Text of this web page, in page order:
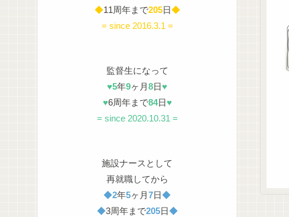
◆11周年まで205日◆
= since 2016.3.1 =
監督生になって
♥5年9ヶ月8日♥
♥6周年まで84日♥
= since 2020.10.31 =
施設ナースとして
再就職してから
◆2年5ヶ月7日◆
◆3周年まで205日◆